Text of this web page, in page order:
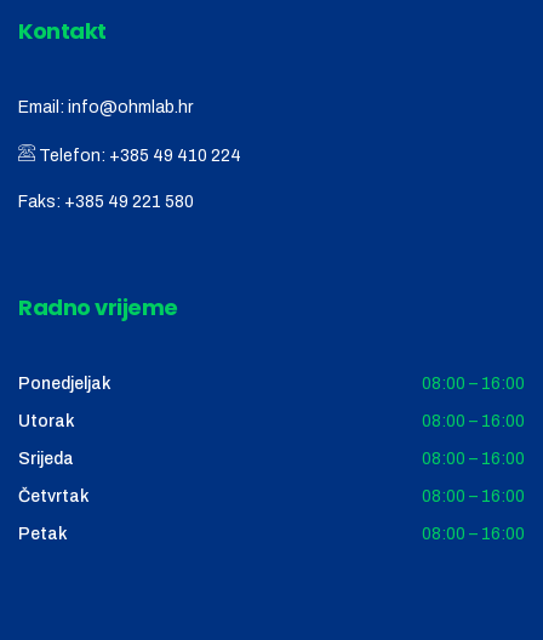
Kontakt
Email: info@ohmlab.hr
Telefon: +385 49 410 224
Faks: +385 49 221 580
Radno vrijeme
Ponedjeljak 08:00 – 16:00
Utorak 08:00 – 16:00
Srijeda 08:00 – 16:00
Četvrtak 08:00 – 16:00
Petak 08:00 – 16:00